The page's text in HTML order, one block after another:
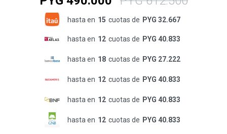
hasta en 15 cuotas de PYG 32.667
hasta en 12 cuotas de PYG 40.833
hasta en 18 cuotas de PYG 27.222
hasta en 12 cuotas de PYG 40.833
hasta en 12 cuotas de PYG 40.833
hasta en 12 cuotas de PYG 40.833